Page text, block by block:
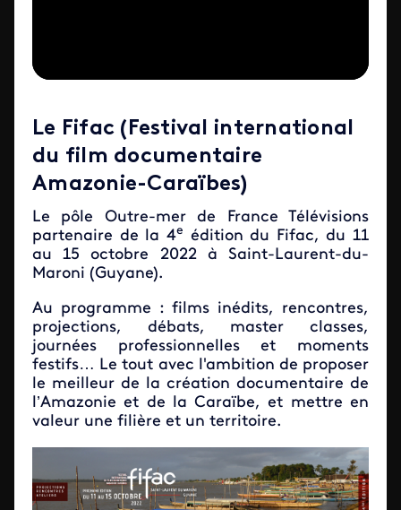
Le Fifac (Festival international
du film documentaire
Amazonie-Caraïbes)
Le pôle Outre-mer de France Télévisions
partenaire de la 4e
édition du Fifac, du 11
au 15 octobre 2022 à Saint-Laurent-du-
Maroni (Guyane).
Au programme : films inédits, rencontres,
projections, débats, master classes,
journées professionnelles et moments
festifs… Le tout avec l'ambition de proposer
le meilleur de la création documentaire de
l’Amazonie et de la Caraïbe, et mettre en
valeur une filière et un territoire.